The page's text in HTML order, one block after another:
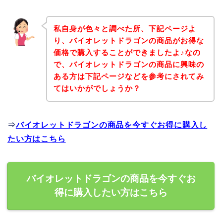
私自身が色々と調べた所、下記ページよ
り、バイオレットドラゴンの商品がお得な
価格で購入することができましたよ♪なの
で、バイオレットドラゴンの商品に興味の
ある方は下記ページなどを参考にされてみ
てはいかがでしょうか？
⇒バイオレットドラゴンの商品を今すぐお得に購入し
たい方はこちら
バイオレットドラゴンの商品を今すぐお
得に購入したい方はこちら